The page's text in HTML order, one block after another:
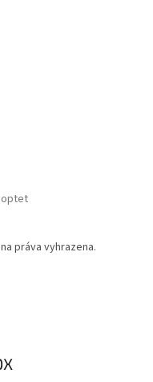
práva vyhrazena.